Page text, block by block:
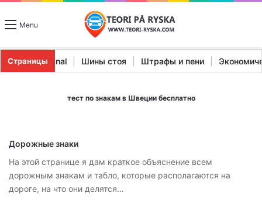
Menu
Страницы
Stopp Signal | Шины стоя | Штрафы и пени |
тест по знакам в Швеции бесплатно
Дорожные знаки
На этой странице я дам краткое объяснение всем
дорожным знакам и табло, которые располагаются на
дороге, на что они делятся…